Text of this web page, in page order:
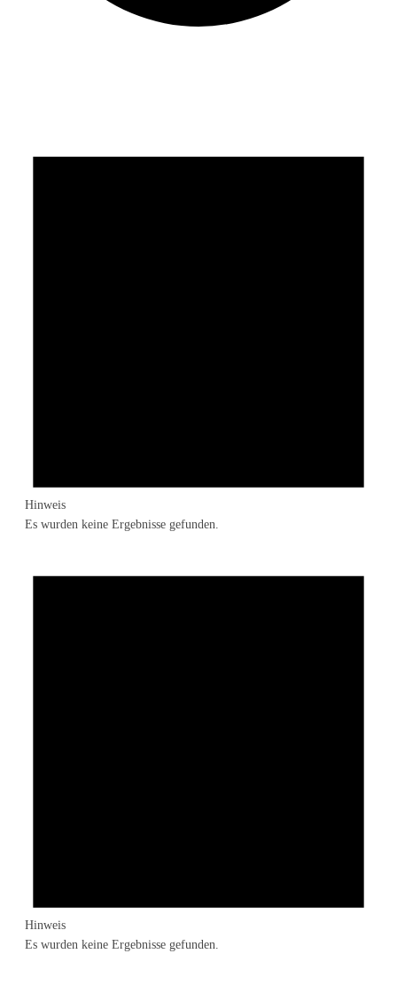
Hinweis
Es wurden keine Ergebnisse gefunden.
Hinweis
Es wurden keine Ergebnisse gefunden.